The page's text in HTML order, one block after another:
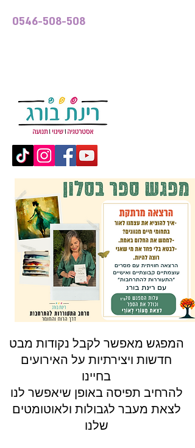
0546-508-508
המפגש מאפשר לקבל נקודות מבט
חדשות ויצירתיות על האירועים
בחיינו
להרחיב תפיסה באופן שיאפשר לנו
לצאת מעבר לגבולות ולאוטומטים
שלנו